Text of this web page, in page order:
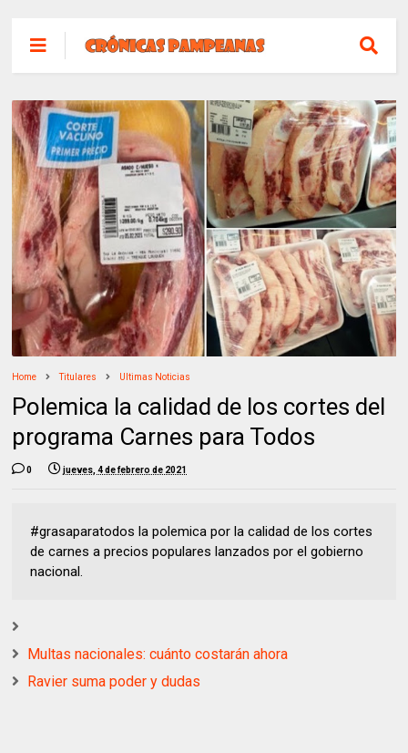
Home Titulares Ultimas Noticias
Polemica la calidad de los cortes del
programa Carnes para Todos
0 jueves, 4 de febrero de 2021
#grasaparatodos la polemica por la calidad de los cortes
de carnes a precios populares lanzados por el gobierno
nacional.
Multas nacionales: cuánto costarán ahora
Ravier suma poder y dudas